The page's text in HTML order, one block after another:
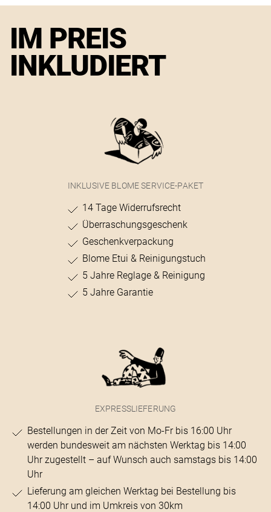
IM PREIS
INKLUDIERT
INKLUSIVE BLOME SERVICE-PAKET
14 Tage Widerrufsrecht
Überraschungsgeschenk
Geschenkverpackung
Blome Etui & Reinigungstuch
5 Jahre Reglage & Reinigung
5 Jahre Garantie
EXPRESSLIEFERUNG
Bestellungen in der Zeit von Mo-Fr bis 16:00 Uhr
werden bundesweit am nächsten Werktag bis 14:00
Uhr zugestellt – auf Wunsch auch samstags bis 14:00
Uhr
Lieferung am gleichen Werktag bei Bestellung bis
14:00 Uhr und im Umkreis von 30km